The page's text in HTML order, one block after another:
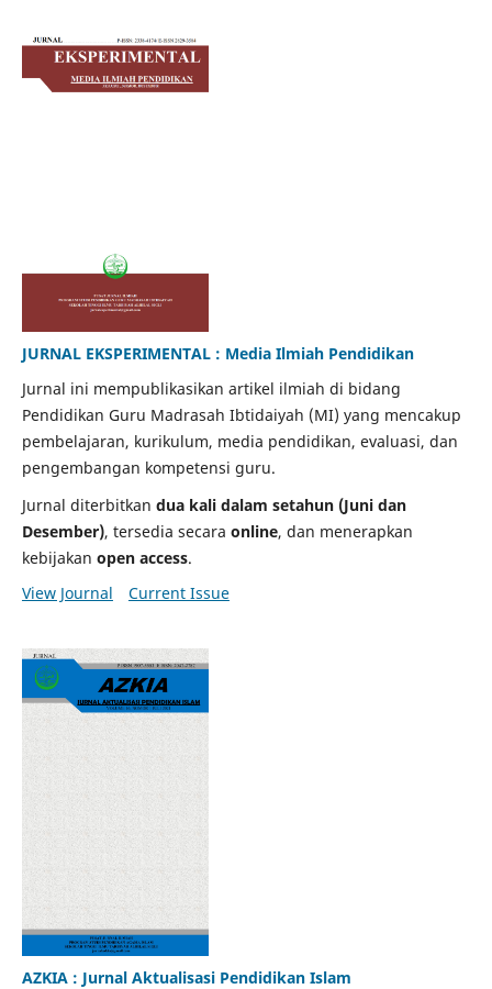
JURNAL EKSPERIMENTAL : Media Ilmiah Pendidikan
Jurnal ini mempublikasikan artikel ilmiah di bidang
Pendidikan Guru Madrasah Ibtidaiyah (MI) yang mencakup
pembelajaran, kurikulum, media pendidikan, evaluasi, dan
pengembangan kompetensi guru.
Jurnal diterbitkan dua kali dalam setahun (Juni dan
Desember), tersedia secara online, dan menerapkan
kebijakan open access.
View Journal
Current Issue
AZKIA : Jurnal Aktualisasi Pendidikan Islam